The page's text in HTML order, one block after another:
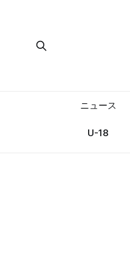
ニュース
U-18